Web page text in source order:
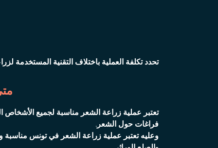
تحدد تكلفة العملية باختلاف التقنية المستخدمة
تعتبر عملية زراعة الشعر مناسبة لجميع
فراغات حول الشعر.
وعليه تعتبر عملية زراعة الشعر في تونس مناسبة